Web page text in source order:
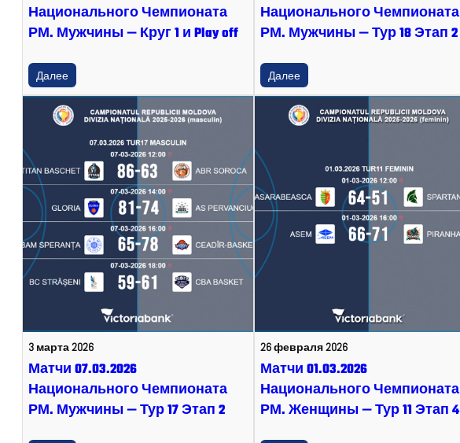
Национального Чемпионата
РМ. Мужчины — Круг 1 и Play off
Далее
Национального Чемпионата
РМ. Мужчины — Тур 18 Этап 2
Далее
3 марта 2026
Матчи 07.03.2026
Национального Чемпионата
РМ. Мужчины — Тур 17 Этап 2
26 февраля 2026
Матчи 01.03.2026
Национального Чемпионата
РМ. Женщины — Тур 11 Этап 4